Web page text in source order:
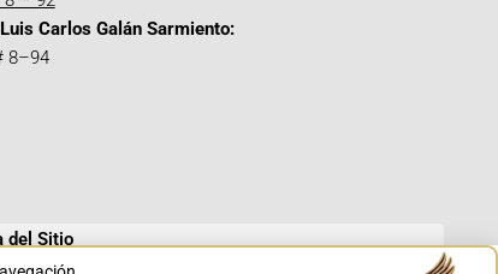
Carlos Galán Sarmiento:
8–94
del Sitio